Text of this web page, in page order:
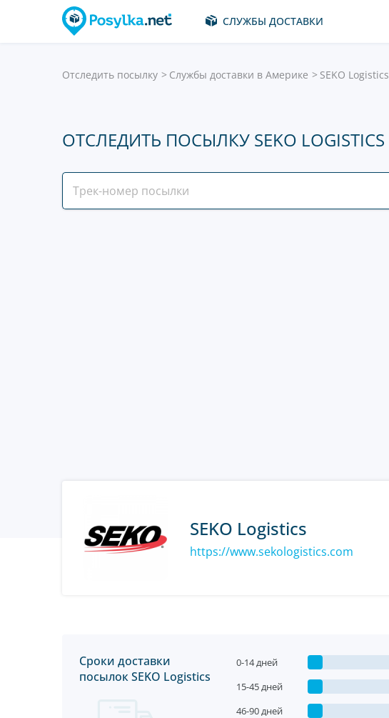
СЛУЖБЫ ДОСТАВКИ
Отследить посылку Службы доставки в Америке SEKO Logistics
ОТСЛЕДИТЬ ПОСЫЛКУ SEKO LOGISTICS
SEKO Logistics
https://www.sekologistics.com
Сроки доставки
посылок SEKO Logistics
0-14 дней
15-45 дней
46-90 дней